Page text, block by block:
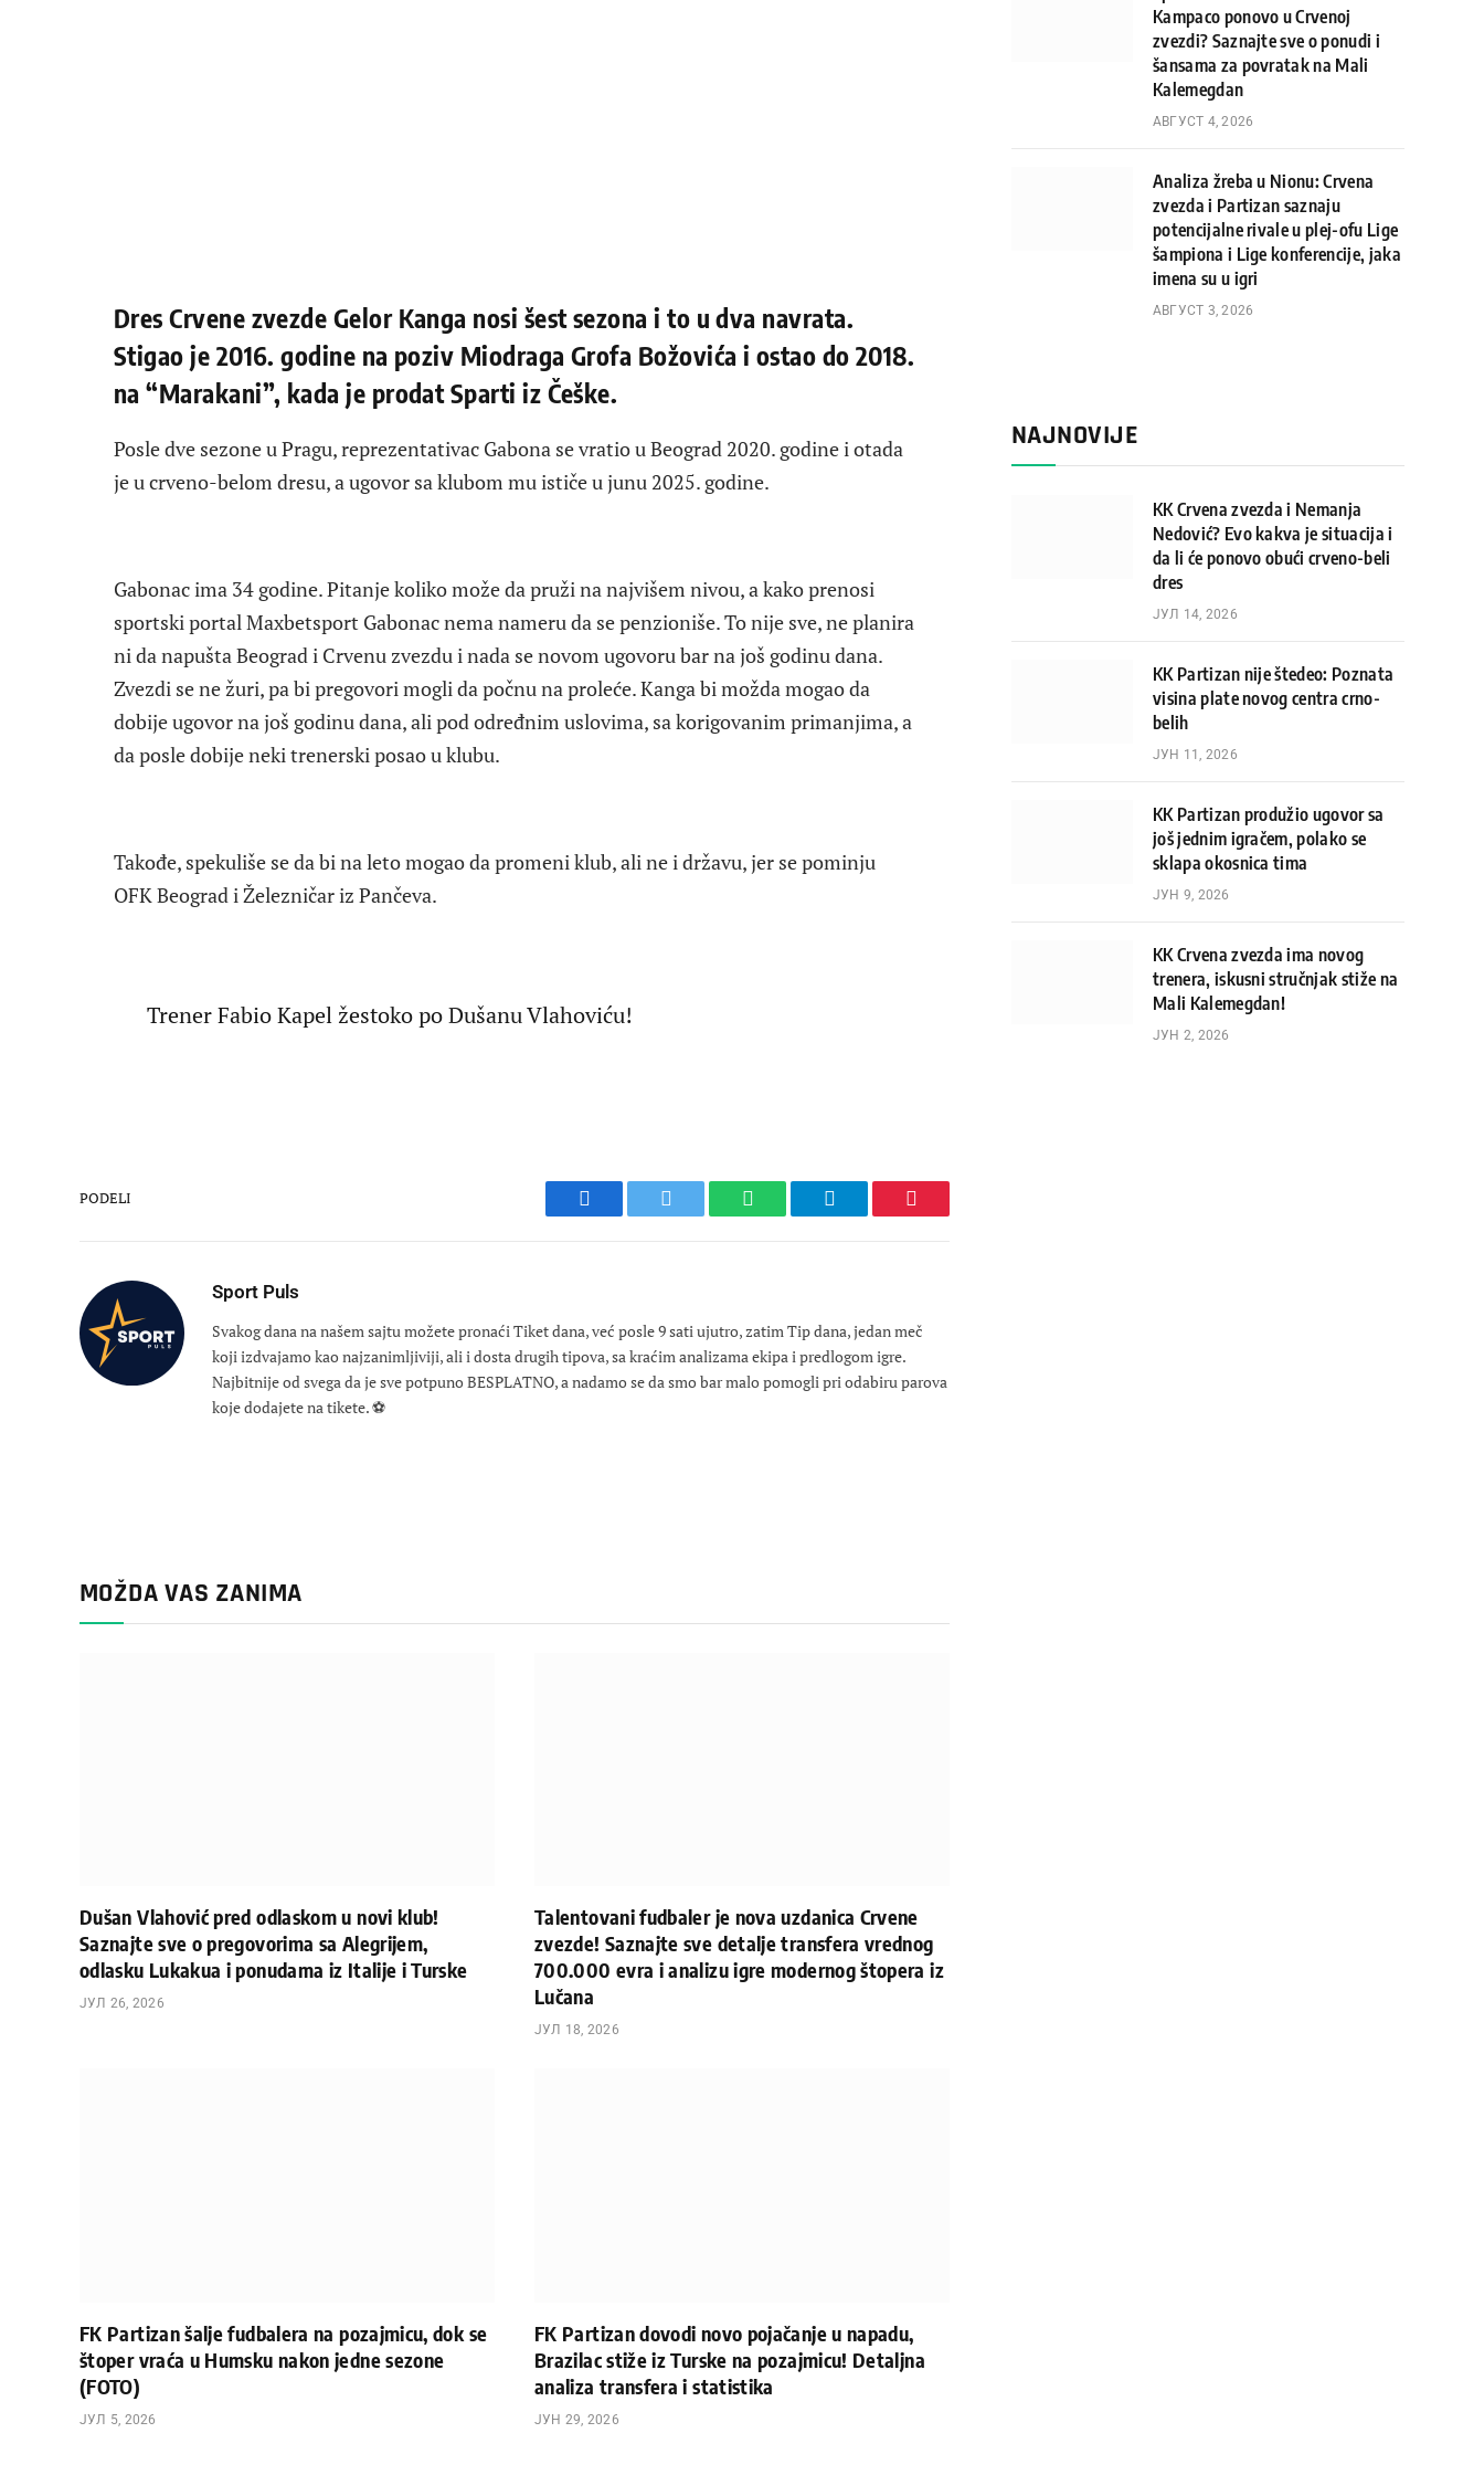
Dres Crvene zvezde Gelor Kanga nosi šest sezona i to u dva navrata.
Stigao je 2016. godine na poziv Miodraga Grofa Božovića i ostao do 2018.
na “Marakani”, kada je prodat Sparti iz Češke.
Posle dve sezone u Pragu, reprezentativac Gabona se vratio u Beograd 2020. godine i otada
je u crveno-belom dresu, a ugovor sa klubom mu ističe u junu 2025. godine.
Gabonac ima 34 godine. Pitanje koliko može da pruži na najvišem nivou, a kako prenosi
sportski portal Maxbetsport Gabonac nema nameru da se penzioniše. To nije sve, ne planira
ni da napušta Beograd i Crvenu zvezdu i nada se novom ugovoru bar na još godinu dana.
Zvezdi se ne žuri, pa bi pregovori mogli da počnu na proleće. Kanga bi možda mogao da
dobije ugovor na još godinu dana, ali pod određnim uslovima, sa korigovanim primanjima, a
da posle dobije neki trenerski posao u klubu.
Takođe, spekuliše se da bi na leto mogao da promeni klub, ali ne i državu, jer se pominju
OFK Beograd i Železničar iz Pančeva.
Trener Fabio Kapel žestoko po Dušanu Vlahoviću!
PODELI
Facebook Twitter WhatsAppTelegram Pinterest
Sport Puls
Svakog dana na našem sajtu možete pronaći Tiket dana, već posle 9 sati ujutro, zatim Tip dana, jedan meč
koji izdvajamo kao najzanimljiviji, ali i dosta drugih tipova, sa kraćim analizama ekipa i predlogom igre.
Najbitnije od svega da je sve potpuno BESPLATNO, a nadamo se da smo bar malo pomogli pri odabiru parova
koje dodajete na tikete. ⚽
MOŽDA VAS ZANIMA
Dušan Vlahović pred odlaskom u novi klub!
Saznajte sve o pregovorima sa Alegrijem,
odlasku Lukakua i ponudama iz Italije i Turske
ЈУЛ 26, 2026
Talentovani fudbaler je nova uzdanica Crvene
zvezde! Saznajte sve detalje transfera vrednog
700.000 evra i analizu igre modernog štopera iz
Lučana
ЈУЛ 18, 2026
FK Partizan šalje fudbalera na pozajmicu, dok se
štoper vraća u Humsku nakon jedne sezone
(FOTO)
ЈУЛ 5, 2026
FK Partizan dovodi novo pojačanje u napadu,
Brazilac stiže iz Turske na pozajmicu! Detaljna
analiza transfera i statistika
ЈУН 29, 2026
Kampaco ponovo u Crvenoj
zvezdi? Saznajte sve o ponudi i
šansama za povratak na Mali
Kalemegdan
АВГУСТ 4, 2026
Analiza žreba u Nionu: Crvena
zvezda i Partizan saznaju
potencijalne rivale u plej-ofu Lige
šampiona i Lige konferencije, jaka
imena su u igri
АВГУСТ 3, 2026
NAJNOVIJE
KK Crvena zvezda i Nemanja
Nedović? Evo kakva je situacija i
da li će ponovo obući crveno-beli
dres
ЈУЛ 14, 2026
KK Partizan nije štedeo: Poznata
visina plate novog centra crno-
belih
ЈУН 11, 2026
KK Partizan produžio ugovor sa
još jednim igračem, polako se
sklapa okosnica tima
ЈУН 9, 2026
KK Crvena zvezda ima novog
trenera, iskusni stručnjak stiže na
Mali Kalemegdan!
ЈУН 2, 2026